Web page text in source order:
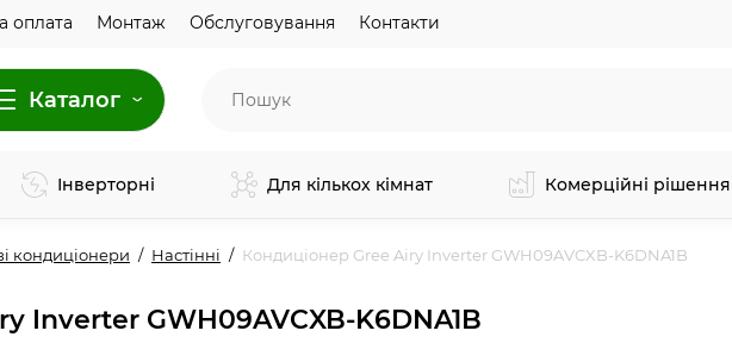
оплата Монтаж Обслуговування Контакти
Каталог
Інверторні Для кількох кімнат Комерційні рішення
кондиціонери Настінні Кондиціонер Gree Airy Inverter GWH09AVCXB-K6DNA1B
Inverter GWH09AVCXB-K6DNA1B